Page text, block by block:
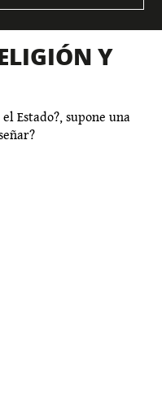
Y
Estado?, supone una